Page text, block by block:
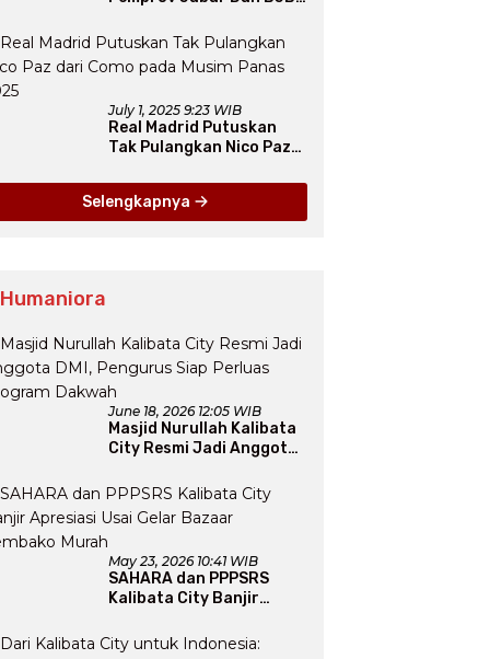
100 Ribu Rumah FLPP
July 1, 2025 9:23 WIB
Real Madrid Putuskan
Tak Pulangkan Nico Paz
Panas 2025
Selengkapnya
June 18, 2026 12:05 WIB
Masjid Nurullah Kalibata
City Resmi Jadi Anggota
Perluas Program Dakwah
May 23, 2026 10:41 WIB
SAHARA dan PPPSRS
Kalibata City Banjir
Bazaar Sembako Murah